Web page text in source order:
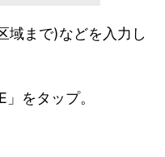
域まで)などを入力し
をタップ。